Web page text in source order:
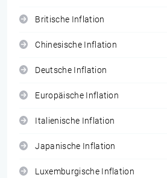
Britische Inflation
Chinesische Inflation
Deutsche Inflation
Europäische Inflation
Italienische Inflation
Japanische Inflation
Luxemburgische Inflation